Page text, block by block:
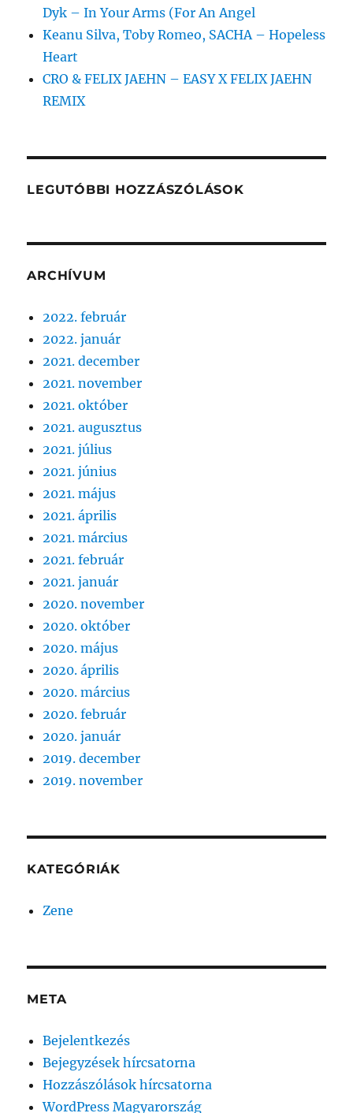
Dyk – In Your Arms (For An Angel
Keanu Silva, Toby Romeo, SACHA – Hopeless
Heart
CRO & FELIX JAEHN – EASY X FELIX JAEHN
REMIX
LEGUTÓBBI HOZZÁSZÓLÁSOK
ARCHÍVUM
2022. február
2022. január
2021. december
2021. november
2021. október
2021. augusztus
2021. július
2021. június
2021. május
2021. április
2021. március
2021. február
2021. január
2020. november
2020. október
2020. május
2020. április
2020. március
2020. február
2020. január
2019. december
2019. november
KATEGÓRIÁK
Zene
META
Bejelentkezés
Bejegyzések hírcsatorna
Hozzászólások hírcsatorna
WordPress Magyarország